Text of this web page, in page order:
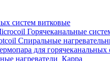
систем витковые
Горячеканальные
Спиральные
для горячеканальных
нагреватели_Карра